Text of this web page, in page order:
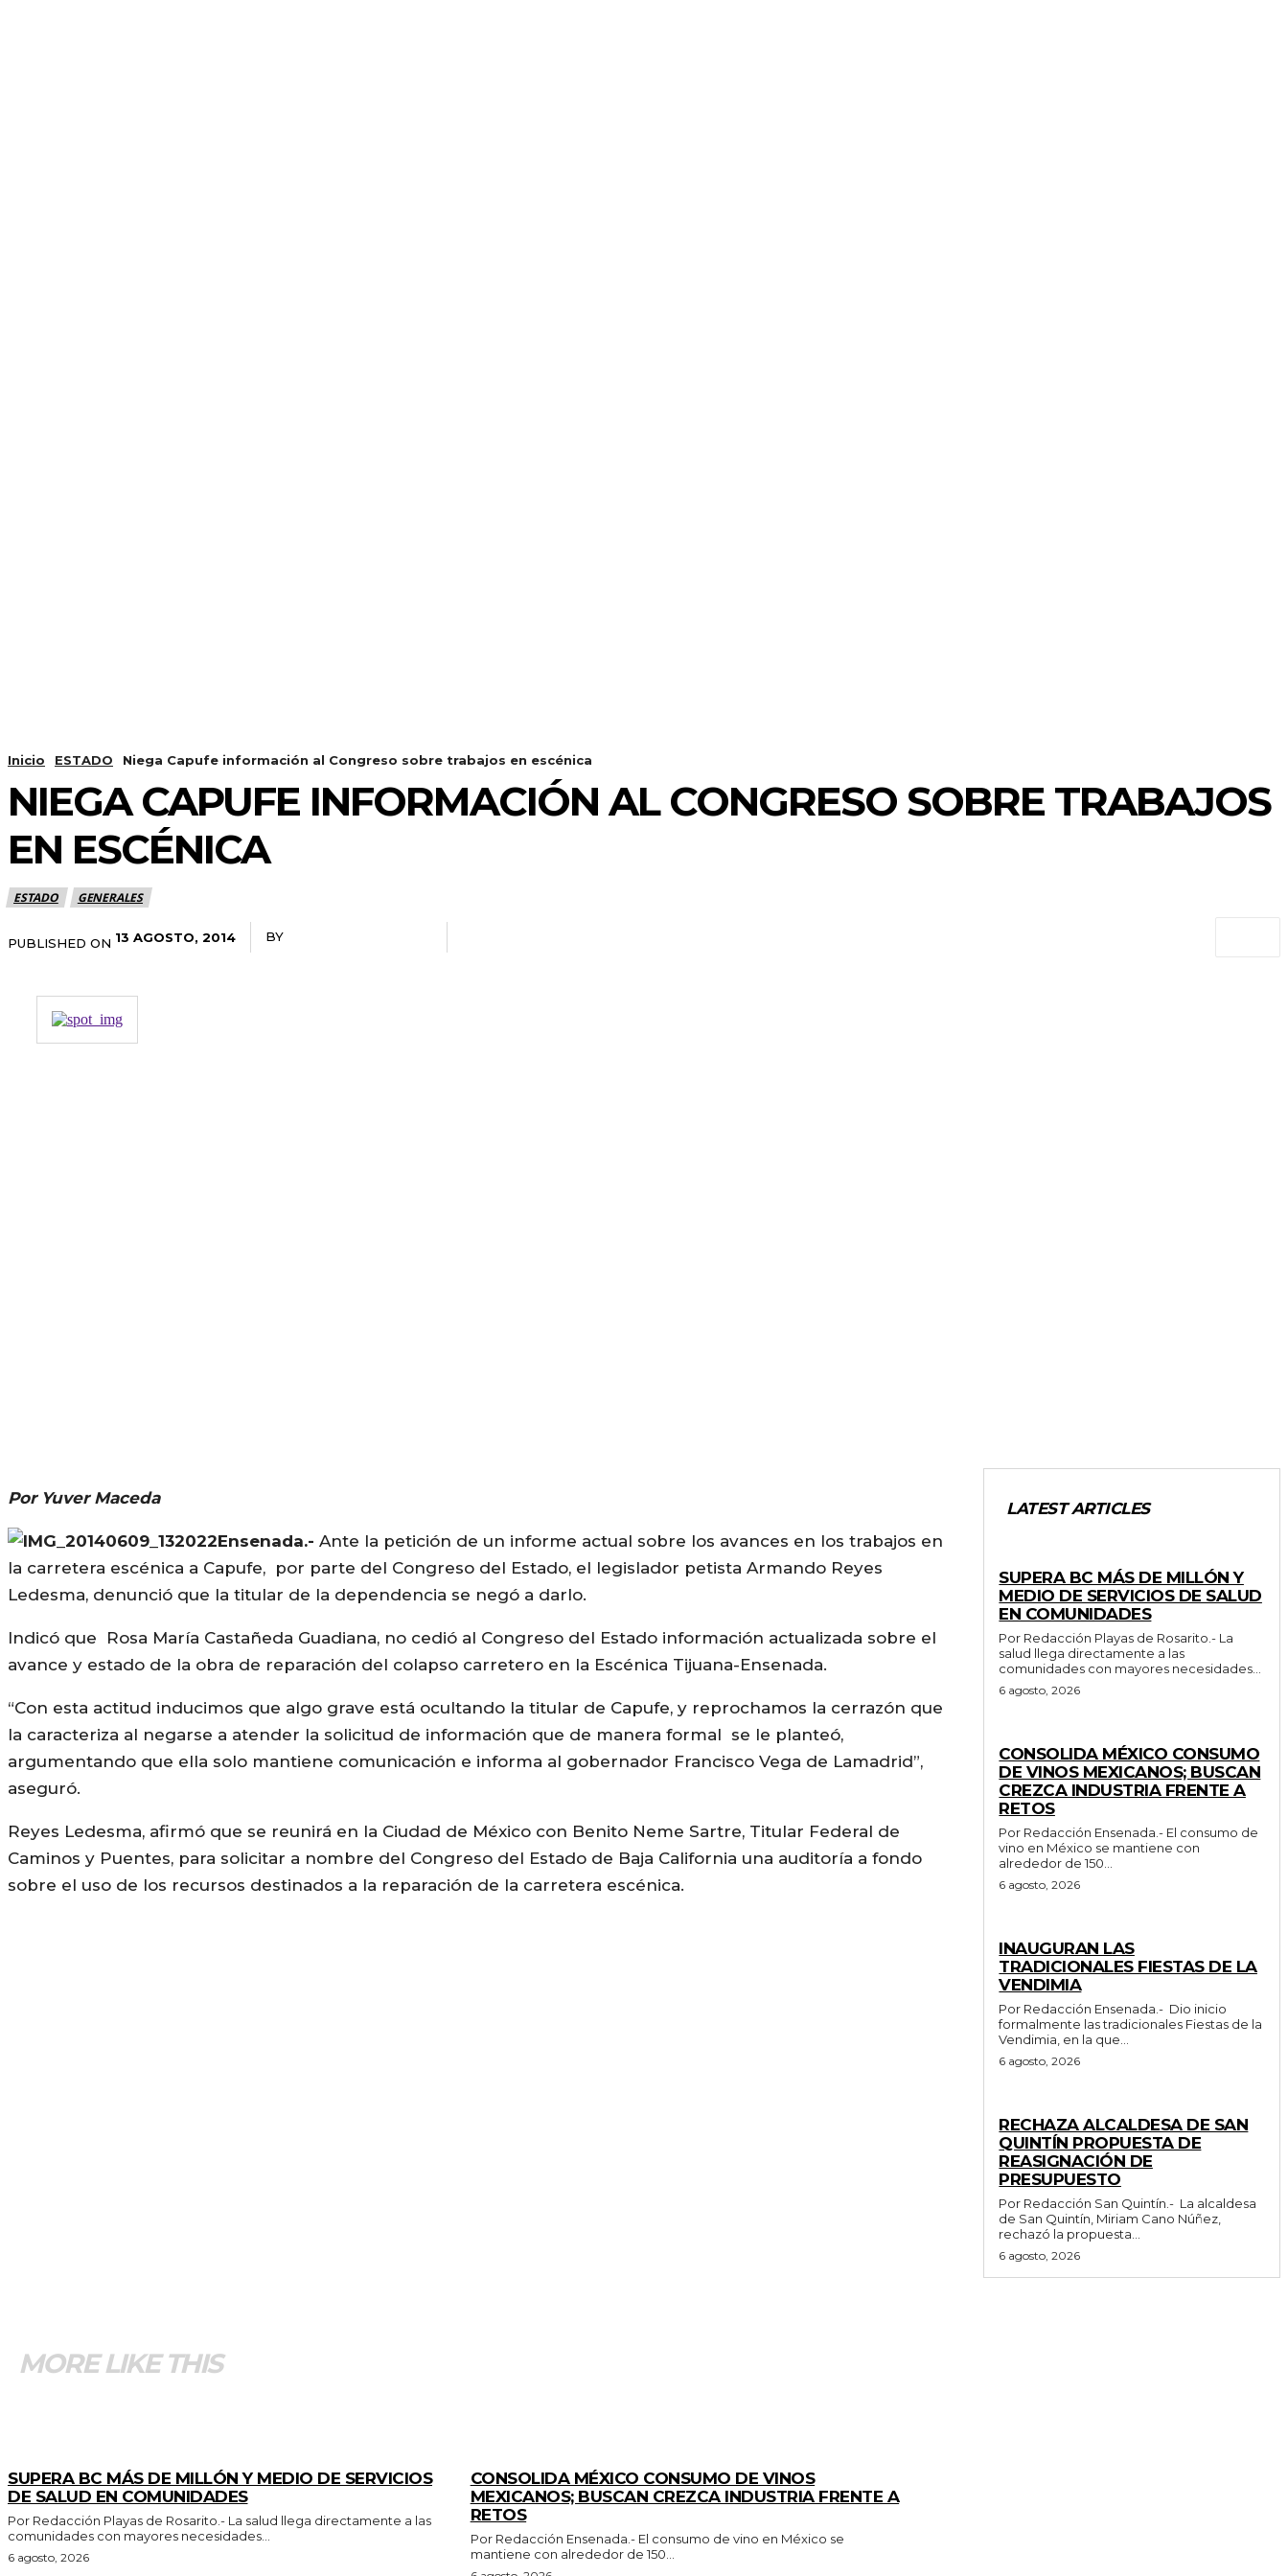
Inicio ESTADO Niega Capufe información al Congreso sobre trabajos en escénica
NIEGA CAPUFE INFORMACIÓN AL CONGRESO SOBRE TRABAJOS
EN ESCÉNICA
ESTADO GENERALES
PUBLISHED ON 13 AGOSTO, 2014 BY
Por Yuver Maceda
Ensenada.- Ante la petición de un informe actual sobre los avances en los trabajos en
la carretera escénica a Capufe, por parte del Congreso del Estado, el legislador petista Armando Reyes
Ledesma, denunció que la titular de la dependencia se negó a darlo.
Indicó que Rosa María Castañeda Guadiana, no cedió al Congreso del Estado información actualizada sobre el
avance y estado de la obra de reparación del colapso carretero en la Escénica Tijuana-Ensenada.
“Con esta actitud inducimos que algo grave está ocultando la titular de Capufe, y reprochamos la cerrazón que
la caracteriza al negarse a atender la solicitud de información que de manera formal se le planteó,
argumentando que ella solo mantiene comunicación e informa al gobernador Francisco Vega de Lamadrid”,
aseguró.
Reyes Ledesma, afirmó que se reunirá en la Ciudad de México con Benito Neme Sartre, Titular Federal de
Caminos y Puentes, para solicitar a nombre del Congreso del Estado de Baja California una auditoría a fondo
sobre el uso de los recursos destinados a la reparación de la carretera escénica.
LATEST ARTICLES
SUPERA BC MÁS DE MILLÓN Y
MEDIO DE SERVICIOS DE SALUD
EN COMUNIDADES
Por Redacción Playas de Rosarito.- La
salud llega directamente a las
comunidades con mayores necesidades...
6 agosto, 2026
CONSOLIDA MÉXICO CONSUMO
DE VINOS MEXICANOS; BUSCAN
CREZCA INDUSTRIA FRENTE A
RETOS
Por Redacción Ensenada.- El consumo de
vino en México se mantiene con
alrededor de 150...
6 agosto, 2026
INAUGURAN LAS
TRADICIONALES FIESTAS DE LA
VENDIMIA
Por Redacción Ensenada.- Dio inicio
formalmente las tradicionales Fiestas de la
Vendimia, en la que...
6 agosto, 2026
RECHAZA ALCALDESA DE SAN
QUINTÍN PROPUESTA DE
REASIGNACIÓN DE
PRESUPUESTO
Por Redacción San Quintín.- La alcaldesa
de San Quintín, Miriam Cano Núñez,
rechazó la propuesta...
6 agosto, 2026
MORE LIKE THIS
SUPERA BC MÁS DE MILLÓN Y MEDIO DE SERVICIOS
DE SALUD EN COMUNIDADES
Por Redacción Playas de Rosarito.- La salud llega directamente a las
comunidades con mayores necesidades...
6 agosto, 2026
CONSOLIDA MÉXICO CONSUMO DE VINOS
MEXICANOS; BUSCAN CREZCA INDUSTRIA FRENTE A
RETOS
Por Redacción Ensenada.- El consumo de vino en México se
mantiene con alrededor de 150...